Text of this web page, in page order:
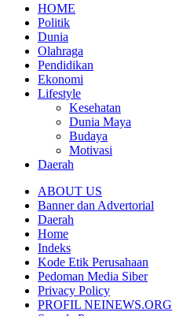
HOME
Politik
Dunia
Olahraga
Pendidikan
Ekonomi
Lifestyle
Kesehatan
Dunia Maya
Budaya
Motivasi
Daerah
ABOUT US
Banner dan Advertorial
Daerah
Home
Indeks
Kode Etik Perusahaan
Pedoman Media Siber
Privacy Policy
PROFIL NEINEWS.ORG